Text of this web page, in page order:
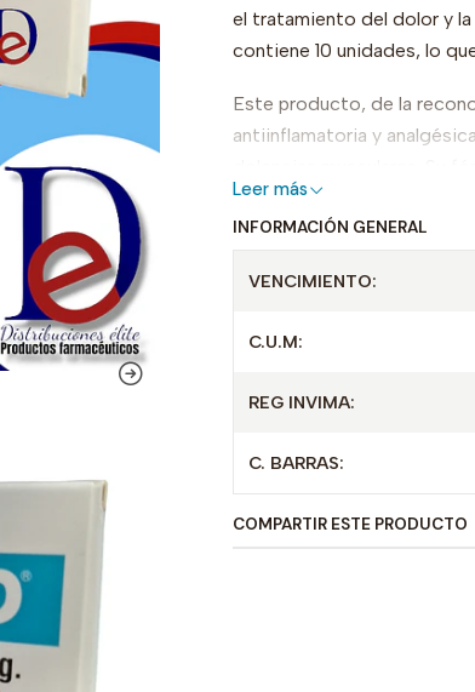
el tratamiento del dolor y la
contiene 10 unidades, lo
Este producto, de la
antiinflamatoria y
garantizando que puedas
VERAN D es ideal para
ser supervisado por un
calidad de vida.
Leer más
INFORMACIÓN GENERAL
VENCIMIENTO:
C.U.M:
REG INVIMA:
C. BARRAS:
COMPARTIR ESTE PRODUCTO